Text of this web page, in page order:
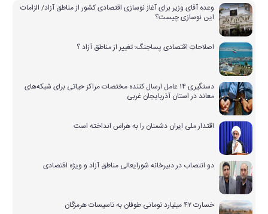
وعده آقای وزیر برای آغاز نوسازی اقتصادی کشور از مناطق آزاد/ الزامات
این نوسازی چیست؟
اصلاحاتِ اقتصادی پساجنگ؛ تغییر از مناطق آزاد ؟
دستگیری ۱۴ عامل ارسال کننده مختصات مراکز حیاتی برای شبکه‌های
معاند در استان آذربایجان غربی
اقتدار ملی ایران دشمنان را به هراس انداخته است
دو انتصاب در دبیرخانه شورایعالی مناطق آزاد و ویژه اقتصادی
خسارت ۴۲ میلیارد تومانی طوفان به تاسیسات هرمزگان